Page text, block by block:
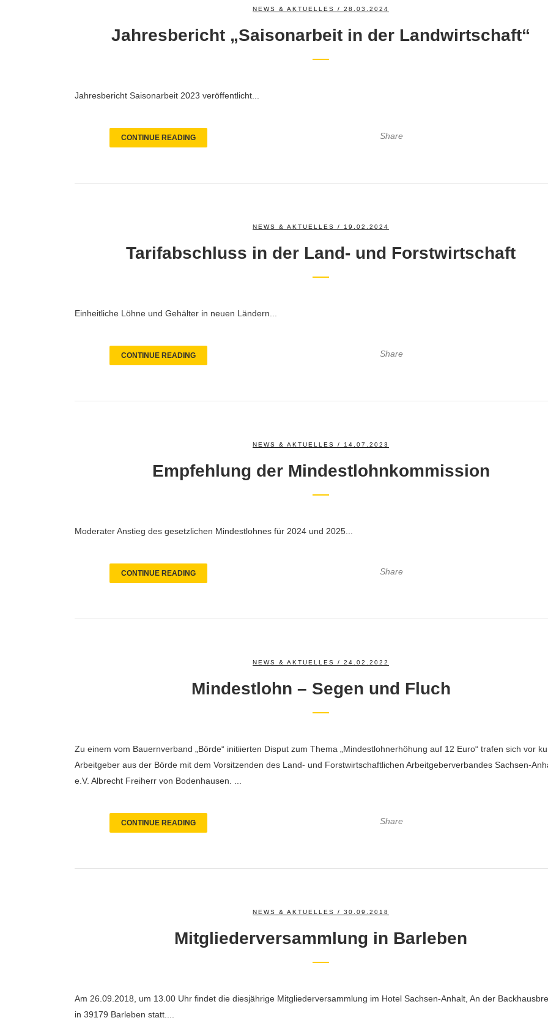
NEWS & AKTUELLES / 28.03.2024
Jahresbericht „Saisonarbeit in der Landwirtschaft“
Jahresbericht Saisonarbeit 2023 veröffentlicht...
CONTINUE READING Share
NEWS & AKTUELLES / 19.02.2024
Tarifabschluss in der Land- und Forstwirtschaft
Einheitliche Löhne und Gehälter in neuen Ländern...
CONTINUE READING Share
NEWS & AKTUELLES / 14.07.2023
Empfehlung der Mindestlohnkommission
Moderater Anstieg des gesetzlichen Mindestlohnes für 2024 und 2025...
CONTINUE READING Share
NEWS & AKTUELLES / 24.02.2022
Mindestlohn – Segen und Fluch
Zu einem vom Bauernverband „Börde“ initiierten Disput zum Thema „Mindestlohnerhöhung auf 12 Euro“ trafen sich vor
Arbeitgeber aus der Börde mit dem Vorsitzenden des Land- und Forstwirtschaftlichen Arbeitgeberverbandes Sachsen-
e.V. Albrecht Freiherr von Bodenhausen. ...
CONTINUE READING Share
NEWS & AKTUELLES / 30.09.2018
Mitgliederversammlung in Barleben
Am 26.09.2018, um 13.00 Uhr findet die diesjährige Mitgliederversammlung im Hotel Sachsen-Anhalt, An der
in 39179 Barleben statt....